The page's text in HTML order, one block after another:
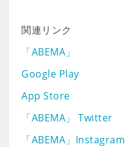
関連リンク
「ABEMA」
Google Play
App Store
「ABEMA」 Twitter
「ABEMA」Instagram